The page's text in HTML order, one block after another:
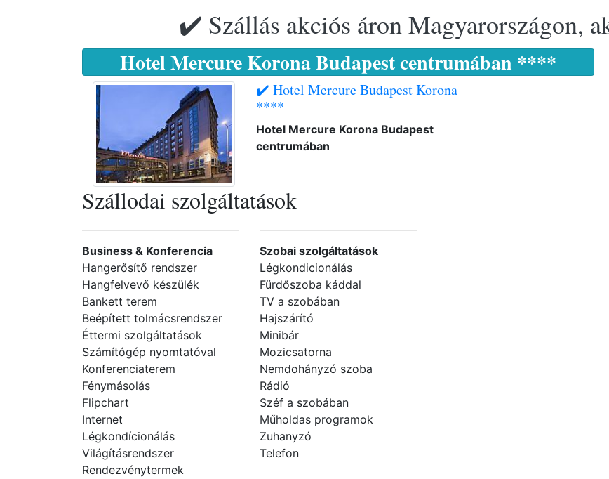
✔️ Szállás akciós áron Magyarországon,
Hotel Mercure Korona Budapest centrumában ****
✔️ Hotel Mercure Budapest Korona
****
Hotel Mercure Korona Budapest
centrumában
Szállodai szolgáltatások
Business & Konferencia
Hangerősítő rendszer
Hangfelvevő készülék
Bankett terem
Beépített tolmácsrendszer
Éttermi szolgáltatások
Számítógép nyomtatóval
Konferenciaterem
Fénymásolás
Flipchart
Internet
Légkondícionálás
Világításrendszer
Rendezvénytermek
Szobai szolgáltatások
Légkondicionálás
Fürdőszoba káddal
TV a szobában
Hajszárító
Minibár
Mozicsatorna
Nemdohányzó szoba
Rádió
Széf a szobában
Műholdas programok
Zuhanyzó
Telefon